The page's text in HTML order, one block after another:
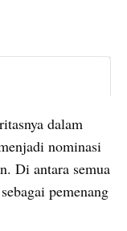
dalam
nominasi
Di antara semua
pemenang